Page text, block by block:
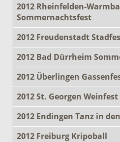
2012 Rheinfelden-
Sommernachtsfest
2012 Freudenstadt
2012 Bad Dürrheim
2012 Überlingen
2012 St. Georgen Weinfest
2012 Endingen Tanz in
2012 Freiburg Kripoball